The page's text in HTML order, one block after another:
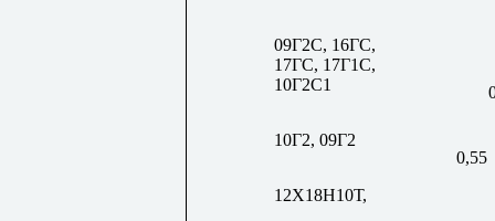
09Г2С, 16ГС,
17ГС, 17Г1С,
10Г2С1
0,55
10Г2, 09Г2
12Х18Н10Т,